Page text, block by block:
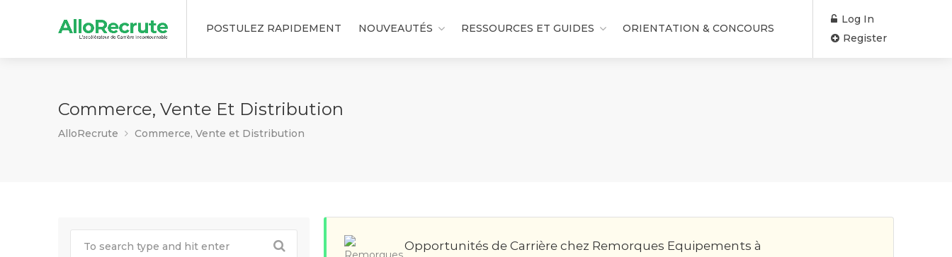
POSTULEZ RAPIDEMENT NOUVEAUTÉS RESSOURCES ET GUIDES ORIENTATION & CONCOURS
Log In
Register
Commerce, Vente Et Distribution
AlloRecrute Commerce, Vente et Distribution
Opportunités de Carrière chez Remorques Equipements à